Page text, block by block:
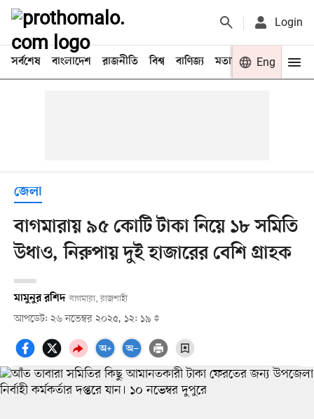
Login
সর্বশেষ বাংলাদেশ রাজনীতি বিশ্ব বাণিজ্য মতামত খেলা
Eng
জেলা
বাগমারায় ৯৫ কোটি টাকা নিয়ে ১৮ সমিতি
উধাও, নিরুপায় দুই হাজারের বেশি গ্রাহক
মামুনুর রশিদ বাগমারা, রাজশাহী
আপডেট: ২৬ নভেম্বর ২০২৫, ১২: ১৯